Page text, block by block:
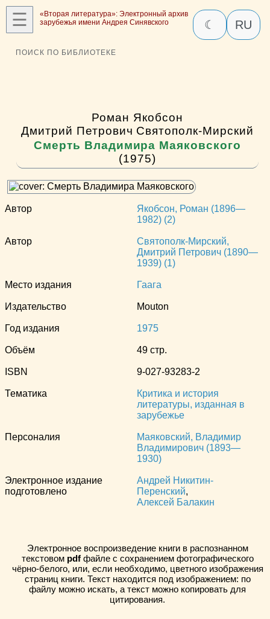
☰
«Вторая литература»: Электронный архив
зарубежья имени Андрея Синявского
☾ RU
ПОИСК ПО БИБЛИОТЕКЕ
Роман Якобсон
Дмитрий Петрович Святополк-Мирский
Смерть Владимира Маяковского
(1975)
Автор
Якобсон, Роман (1896—
1982) (2)
Автор
Святополк-Мирский,
Дмитрий Петрович (1890—
1939) (1)
Место издания Гаага
Издательство Mouton
Год издания 1975
Объём 49 стр.
ISBN 9-027-93283-2
Тематика
Критика и история
литературы, изданная в
зарубежье
Персоналия
Маяковский, Владимир
Владимирович (1893—
1930)
Электронное издание
подготовлено
Андрей Никитин-
Перенский,
Алексей Балакин
Электронное воспроизведение книги в распознанном
текстовом pdfфайле с сохранением фотографического
чёрно-белого, или, если необходимо, цветного изображения
страниц книги. Текст находится под изображением: по
файлу можно искать, а текст можно копировать для
цитирования.